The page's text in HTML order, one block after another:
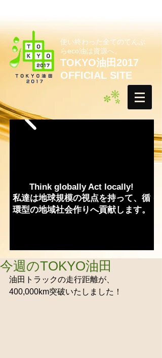
使い終わった全てのてんぷ
らeco油は資源へ。
TOKYO油田2017
OFFICIAL SITE
Think globally Act locally!
私達は地球規模の視点を持って、循
環型の地域社会作りへ貢献します。
今週のTOKYO油田
油田トラックの走行距離が、
400,000km突破いたしました！